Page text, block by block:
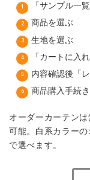
「サンプル一
商品を選ぶ
生地を選ぶ
「カートに入
内容確認後「
商品購入手続
オーダーカーテン
可能。白系カラー
で選べます。